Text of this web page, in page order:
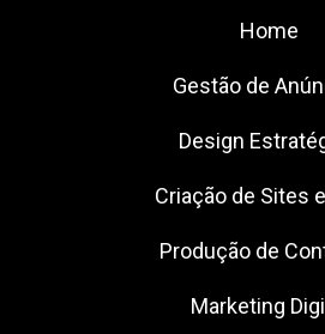
Home
Gestão de
Design
Criação de Sites
Produção de
Marketing